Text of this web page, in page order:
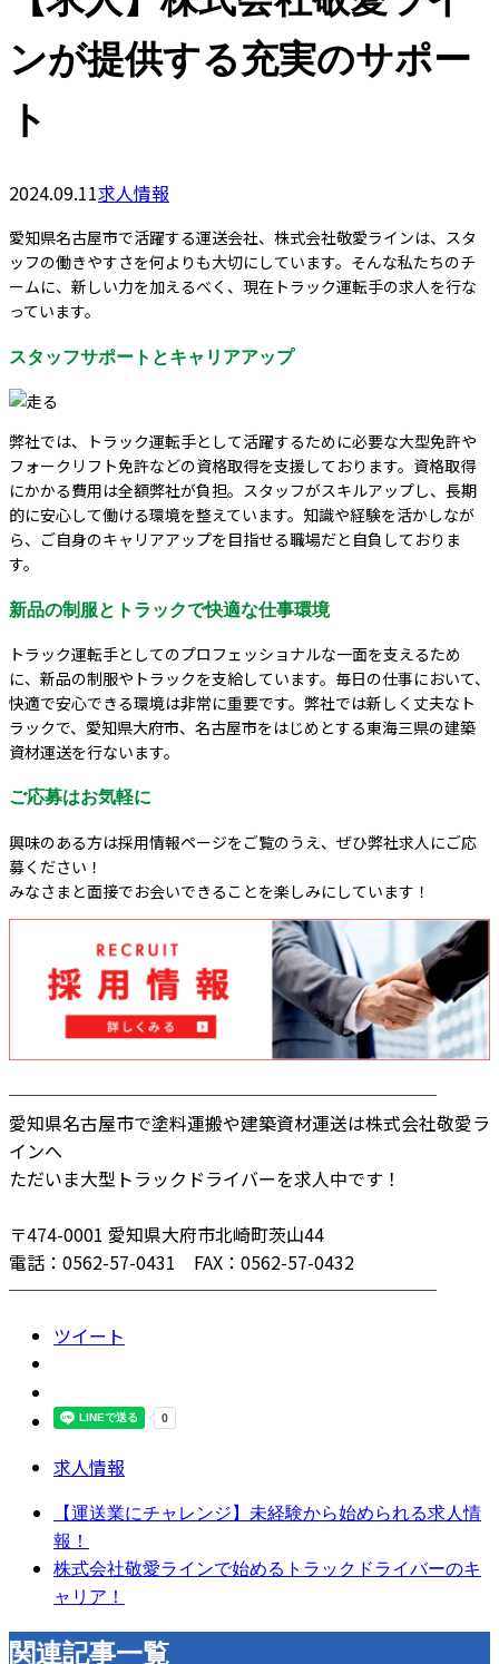
ンが提供する充実のサポー
ト
2024.09.11求人情報
愛知県名古屋市で活躍する運送会社、株式会社敬愛ラインは、スタ
ッフの働きやすさを何よりも大切にしています。そんな私たちのチ
ームに、新しい力を加えるべく、現在トラック運転手の求人を行な
っています。
スタッフサポートとキャリアアップ
弊社では、トラック運転手として活躍するために必要な大型免許や
フォークリフト免許などの資格取得を支援しております。資格取得
にかかる費用は全額弊社が負担。スタッフがスキルアップし、長期
的に安心して働ける環境を整えています。知識や経験を活かしなが
ら、ご自身のキャリアアップを目指せる職場だと自負しておりま
す。
新品の制服とトラックで快適な仕事環境
トラック運転手としてのプロフェッショナルな一面を支えるため
に、新品の制服やトラックを支給しています。毎日の仕事において、
快適で安心できる環境は非常に重要です。弊社では新しく丈夫なト
ラックで、愛知県大府市、名古屋市をはじめとする東海三県の建築
資材運送を行ないます。
ご応募はお気軽に
興味のある方は採用情報ページをご覧のうえ、ぜひ弊社求人にご応
募ください！
みなさまと面接でお会いできることを楽しみにしています！
────────────────────────
愛知県名古屋市で塗料運搬や建築資材運送は株式会社敬愛ラ
インへ
ただいま大型トラックドライバーを求人中です！
〒474-0001 愛知県大府市北崎町茨山44
電話：0562-57-0431 FAX：0562-57-0432
────────────────────────
ツイート
求人情報
【運送業にチャレンジ】未経験から始められる求人情
報！
株式会社敬愛ラインで始めるトラックドライバーのキ
ャリア！
関連記事一覧